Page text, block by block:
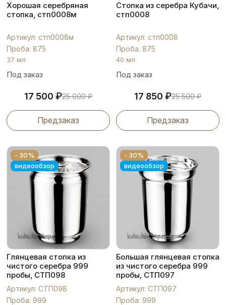
Хорошая серебряная
стопка, стп0008м
Артикул: стп0008м
Проба: 875
37 мл
Под заказ
17 500 ₽25 000₽
Предзаказ
Стопка из серебра Кубачи,
стп0008
Артикул: стп0008
Проба: 875
40 мл
Под заказ
17 850 ₽25 500₽
Предзаказ
- 30%
видеообзор
Глянцевая стопка из
чистого серебра 999
пробы, СТП098
Артикул: СТП098
Проба: 999
- 30%
видеообзор
Большая глянцевая стопка
из чистого серебра 999
пробы, СТП097
Артикул: СТП097
Проба: 999